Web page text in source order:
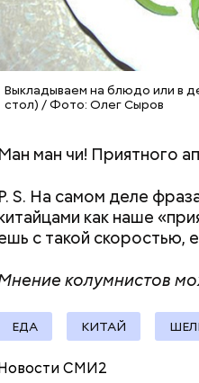
Выкладываем на блюдо или в
стол) / Фото: Олег Сыров
Ман ман чи! Приятного
P. S. На самом деле
как наше
с такой скоростью,
колумнистов
ЕДА КИТАЙ
СМИ2
Как рассказывает
Николай
решение посвятить
храме, а по вечерам
возвел в сан
стал епископом в
Ему
храмов и
мертвых.
из сельдерея